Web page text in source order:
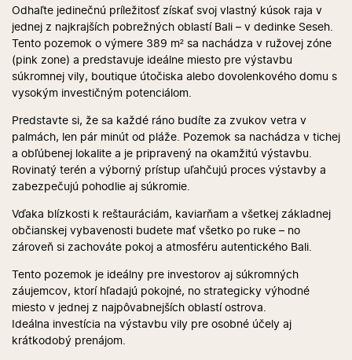
Odhaľte jedinečnú príležitosť získať svoj vlastný kúsok raja v
jednej z najkrajších pobrežných oblastí Bali – v dedinke Seseh.
Tento pozemok o výmere 389 m² sa nachádza v ružovej zóne
(pink zone) a predstavuje ideálne miesto pre výstavbu
súkromnej vily, boutique útočiska alebo dovolenkového domu s
vysokým investičným potenciálom.
Predstavte si, že sa každé ráno budíte za zvukov vetra v
palmách, len pár minút od pláže. Pozemok sa nachádza v tichej
a obľúbenej lokalite a je pripravený na okamžitú výstavbu.
Rovinatý terén a výborný prístup uľahčujú proces výstavby a
zabezpečujú pohodlie aj súkromie.
Vďaka blízkosti k reštauráciám, kaviarňam a všetkej základnej
občianskej vybavenosti budete mať všetko po ruke – no
zároveň si zachováte pokoj a atmosféru autentického Bali.
Tento pozemok je ideálny pre investorov aj súkromných
záujemcov, ktorí hľadajú pokojné, no strategicky výhodné
miesto v jednej z najpôvabnejších oblastí ostrova.
Ideálna investícia na výstavbu vily pre osobné účely aj
krátkodobý prenájom.